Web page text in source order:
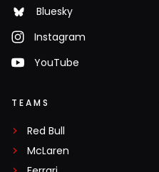
Bluesky
Instagram
YouTube
TEAMS
Red Bull
McLaren